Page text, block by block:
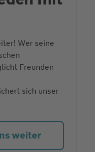
Wer seine
Freunden
sich unser
weiter